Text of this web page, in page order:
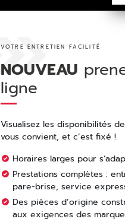
VOTRE ENTRETIEN FACILITÉ
NOUVEAU
ligne
Visualisez les disponibilités
vous convient, et c’est fixé !
Horaires larges pour
Prestations complètes :
pare-brise, service
Des pièces d’origine
aux exigences des